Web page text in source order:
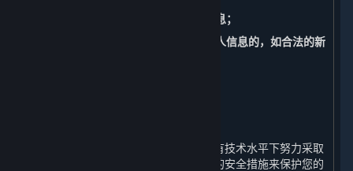
6. 您自行向社会公众公开的您的个人信息；
7. 从合法公开披露的信息中收集您的个人信息的，如合法的新
为保障您的个人信息安全，我们会在现有技术水平下努力采取
合理必要的物理、技术和行政管理方面的安全措施来保护您的